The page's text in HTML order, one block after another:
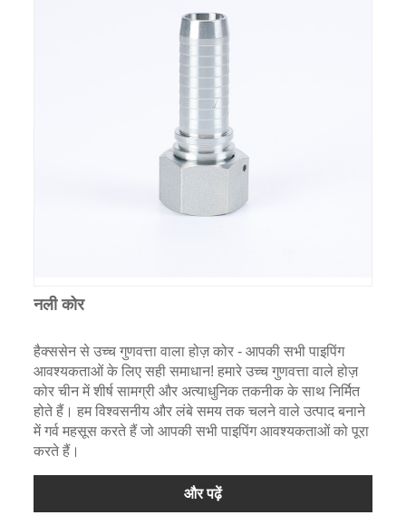
नली कोर
हैक्ससेन से उच्च गुणवत्ता वाला होज़ कोर - आपकी सभी पाइपिंग
आवश्यकताओं के लिए सही समाधान! हमारे उच्च गुणवत्ता वाले होज़
कोर चीन में शीर्ष सामग्री और अत्याधुनिक तकनीक के साथ निर्मित
होते हैं। हम विश्वसनीय और लंबे समय तक चलने वाले उत्पाद बनाने
में गर्व महसूस करते हैं जो आपकी सभी पाइपिंग आवश्यकताओं को पूरा
करते हैं।
और पढ़ें